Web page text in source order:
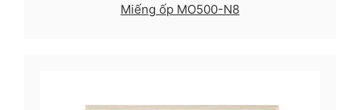
Miếng ốp MO500-N8